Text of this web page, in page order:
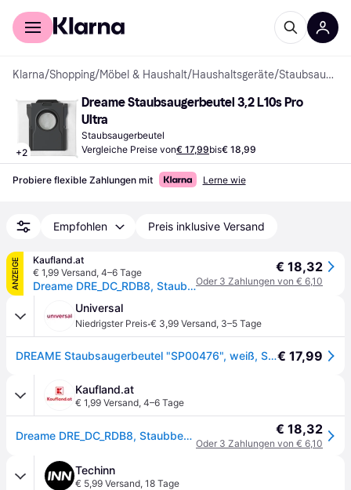
Für Shopper
Klarna/Shopping/Möbel & Haushalt/Haushaltsgeräte/ Staubsaugerzubehör
+2
Dreame Staubsaugerbeutel 3,2 L10s Pro
Ultra
Staubsaugerbeutel
Vergleiche Preise von€ 17,99bis€ 18,99
Probiere flexible Zahlungen mit Lerne wie
Empfohlen Preis inklusive Versand
ANZEIGE
Kaufland.at
€ 1,99 Versand, 4–6 Tage
Dreame DRE_DC_RDB8, Staubbeutel, Staubsaugerroboter, Schwarz, Weiß, Dreame, L10s pro Ultra/L10s Pro Ultra Heat/X40 Ultra/L40 Ultra/L10s Ultra Gen2 E2, 1 Stück(e)
€ 18,32
Oder 3 Zahlungen von € 6,10
Universal
Niedrigster Preis·€ 3,99 Versand, 3–5 Tage
DREAME Staubsaugerbeutel "SP00476", weiß, Staubbeutel, Staubsaugerbeutel€ 17,99
Kaufland.at
€ 1,99 Versand, 4–6 Tage
Dreame DRE_DC_RDB8, Staubbeutel, Staubsaugerroboter, Schwarz, Weiß, Dreame, L10s pro Ultra/L10s Pro Ultra Heat/X40 Ultra/L40 Ultra/L10s Ultra Gen2 E2, 1 Stück(e) € 18,32
Oder 3 Zahlungen von € 6,10
Techinn
€ 5,99 Versand, 18 Tage